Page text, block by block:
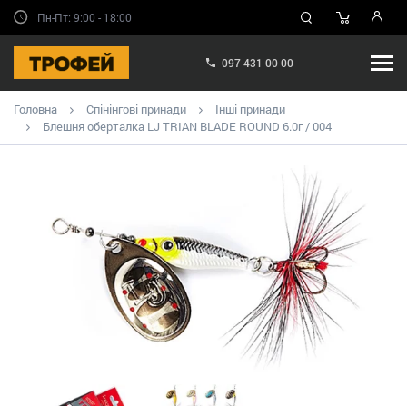
Пн-Пт: 9:00 - 18:00
097 431 00 00
Головна Спінінгові принади
Інші принади
Блешня оберталка LJ TRIAN BLADE ROUND 6.0г / 004